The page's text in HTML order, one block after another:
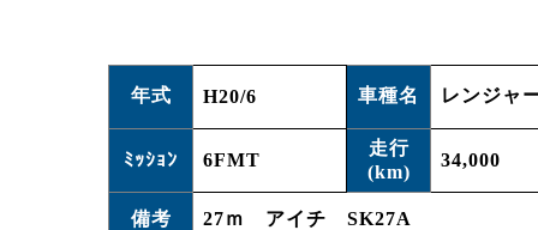
年式 H20/6 車種名 レンジャ
ﾐｯｼｮﾝ 6FMT
走行
(km)
34,000
備考 27ｍ アイチ SK27A